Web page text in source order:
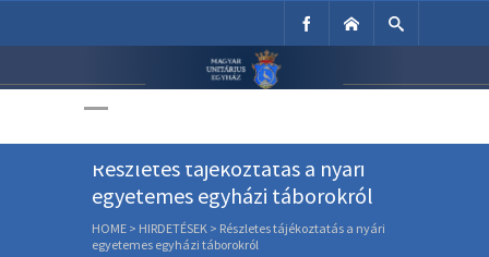
Unitárius Egyház
Részletes tájékoztatás a nyári
egyetemes egyházi táborokról
HOME > HIRDETÉSEK > Részletes tájékoztatás a nyári
egyetemes egyházi táborokról